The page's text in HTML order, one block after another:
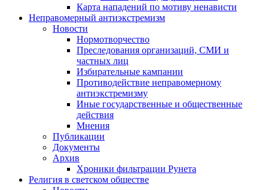
Карта нападений по мотиву ненависти
Неправомерный антиэкстремизм
Новости
Нормотворчество
Преследования организаций, СМИ и
частных лиц
Избирательные кампании
Противодействие неправомерному
антиэкстремизму
Иные государственные и общественные
действия
Мнения
Публикации
Документы
Архив
Хроники фильтрации Рунета
Религия в светском обществе